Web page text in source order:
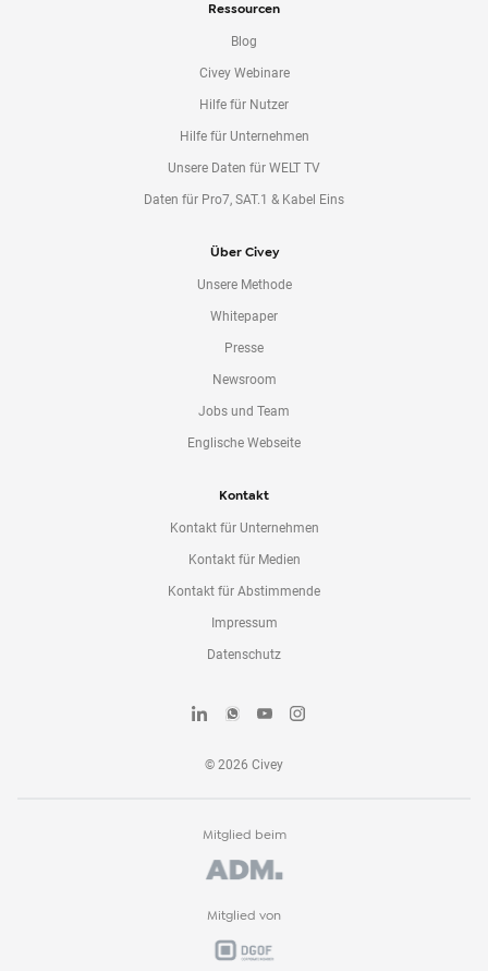
Ressourcen
Blog
Civey Webinare
Hilfe für Nutzer
Hilfe für Unternehmen
Unsere Daten für WELT TV
Daten für Pro7, SAT.1 & Kabel Eins
Über Civey
Unsere Methode
Whitepaper
Presse
Newsroom
Jobs und Team
Englische Webseite
Kontakt
Kontakt für Unternehmen
Kontakt für Medien
Kontakt für Abstimmende
Impressum
Datenschutz
© 2026 Civey
Mitglied beim
Mitglied von